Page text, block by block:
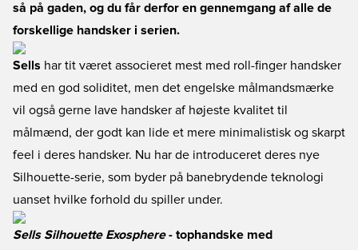
så på gaden, og du får derfor en gennemgang af alle de
forskellige handsker i serien.
Sells har tit været associeret mest med roll-finger handsker
med en god soliditet, men det engelske målmandsmærke
vil også gerne lave handsker af højeste kvalitet til
målmænd, der godt kan lide et mere minimalistisk og skarpt
feel i deres handsker. Nu har de introduceret deres nye
Silhouette-serie, som byder på banebrydende teknologi
uanset hvilke forhold du spiller under.
Sells Silhouette Exosphere- tophandske med